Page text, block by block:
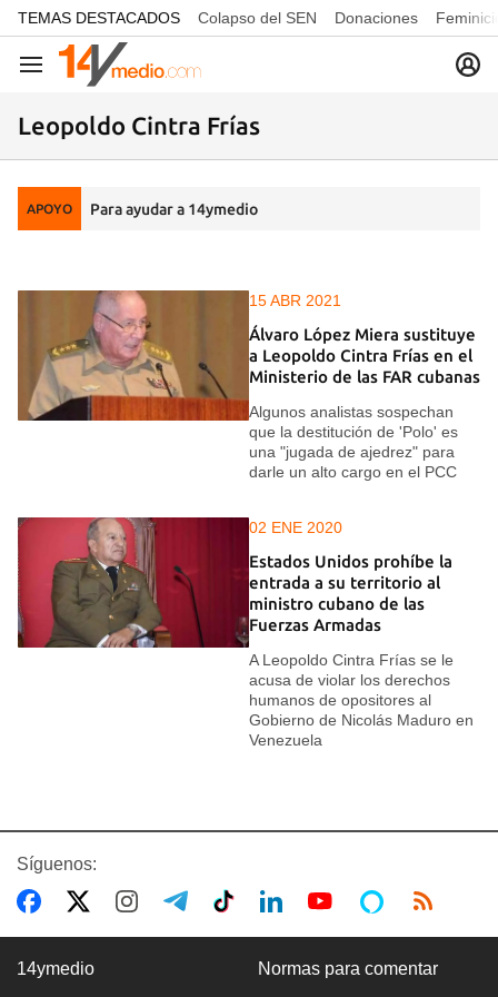
common.go-to-content
TEMAS DESTACADOS Colapso del SEN Donaciones
Navegación
Leopoldo Cintra Frías
APOYO Para ayudar a 14ymedio
15 ABR 2021
Álvaro López Miera sustituye
a Leopoldo Cintra Frías en el
Ministerio de las FAR cubanas
Algunos analistas sospechan
que la destitución de 'Polo' es
una "jugada de ajedrez" para
darle un alto cargo en el PCC
02 ENE 2020
Estados Unidos prohíbe la
entrada a su territorio al
ministro cubano de las
Fuerzas Armadas
A Leopoldo Cintra Frías se le
acusa de violar los derechos
humanos de opositores al
Gobierno de Nicolás Maduro en
Venezuela
Síguenos:
14ymedio Normas para comentar